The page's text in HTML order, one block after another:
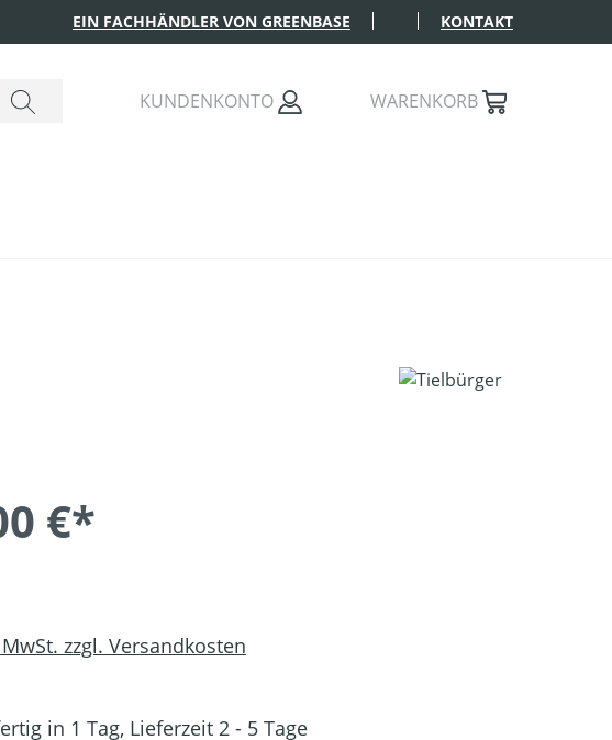
EIN FACHHÄNDLER VON GREENBASE KONTAKT
KUNDENKONTO WARENKORB
€*
zzgl. Versandkosten
in 1 Tag, Lieferzeit 2 - 5 Tage